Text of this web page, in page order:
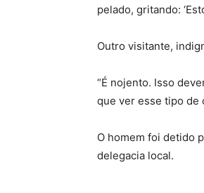
pelado, gritando:
Outro visitante,
“É nojento. Isso
que ver esse tipo de
O homem foi detido
delegacia local.